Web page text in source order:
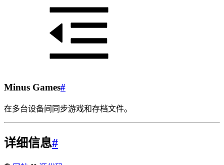
Minus Games#
在多台设备间同步游戏和存档文件。
详细信息#